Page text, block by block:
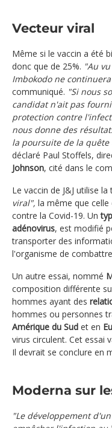
Vecteur viral
Même si le vaccin a été
donc que de 25%. "Au
Imbokodo ne
communiqué. "Si nous
candidat n'ait pas
protection contre
nous donne des
la poursuite de la quête
déclaré Paul Stoffels,
Johnson, cité dans le
Le vaccin de J&J utilise
viral", la même que
contre la Covid-19. Un
adénovirus, est modifié
transporter des
l'organisme de
Un autre essai, nommé
composition différente
hommes ayant des
hommes ou personnes
Amérique du Sud et en
virus circulent. Cet essai
Il devrait se conclure en
Moderna sur
"Le développement